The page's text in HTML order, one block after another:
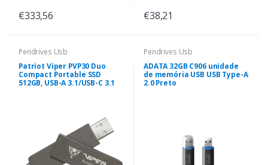
€333,56 €38,21
Pendrives Usb
Patriot Viper PVP30 Duo
Compact Portable SSD
512GB, USB-A 3.1/USB-C 3.1
Pendrives Usb
ADATA 32GB C906 unidade
de memória USB USB Type-A
2.0 Preto